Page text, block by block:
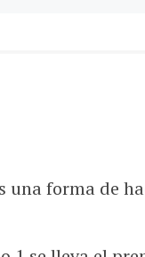
una forma de